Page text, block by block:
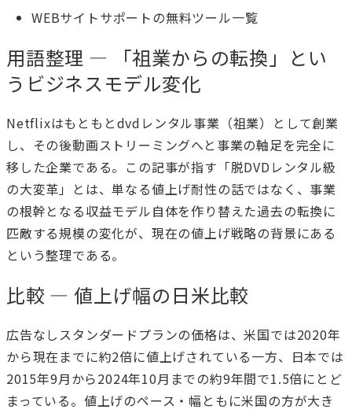
WEBサイトサポートの無料ツール一覧
用語整理 — 「祖業からの転換」とい
うビジネスモデル変化
Netflixはもともとdvdレンタル事業（祖業）として創業
し、その後動画ストリーミングへと事業の軸足を完全に
移した企業である。この記事が指す「脱DVDレンタル級
の大変革」とは、単なる値上げ耐性の話ではなく、事業
の根幹となる収益モデル自体を作り替えた過去の転換に
匹敵する規模の変化が、現在の値上げ戦略の背景にある
という整理である。
比較 — 値上げ幅の日米比較
広告なしスタンダードプランの価格は、米国では2020年
から現在までに約2倍に値上げされている一方、日本では
2015年9月から2024年10月までの約9年間で1.5倍にとど
まっている。値上げのペース・幅ともに米国の方が大き